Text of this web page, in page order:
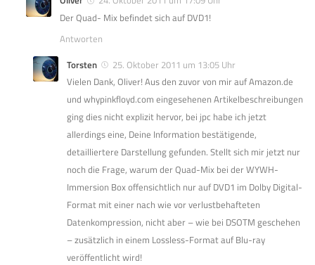
Der Quad- Mix befindet sich auf DVD1!
Antworten
Torsten
25. Oktober 2011 um 13:05 Uhr
Vielen Dank, Oliver! Aus den zuvor von mir auf Amazon.de
und whypinkfloyd.com eingesehenen Artikelbeschreibungen
ging dies nicht explizit hervor, bei jpc habe ich jetzt
allerdings eine, Deine Information bestätigende,
detailliertere Darstellung gefunden. Stellt sich mir jetzt nur
noch die Frage, warum der Quad-Mix bei der WYWH-
Immersion Box offensichtlich nur auf DVD1 im Dolby Digital-
Format mit einer nach wie vor verlustbehafteten
Datenkompression, nicht aber – wie bei DSOTM geschehen
– zusätzlich in einem Lossless-Format auf Blu-ray
veröffentlicht wird!